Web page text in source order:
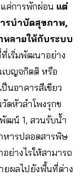
ค่การพักผ่อน แต่
รบำบัดสุขภาพ,
หลายให้กับระบบ
เริ่มพัฒนาอย่าง
เบญจกิตติ หรือ
นอาคารสีเขียว
ดหัวลำโพงรุกข
ฒน์ 1, สวนรับน้ำ
หารปลอดสารพิษ
ย่างไรให้สามารถ
ยผลไปยังพื้นที่ต่าง